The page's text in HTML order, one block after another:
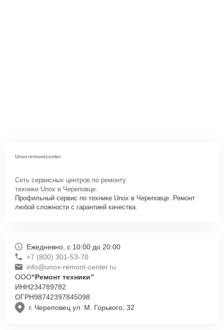
Unoxremontcenter
Сеть сервисных центров по ремонту
техники Unox в Череповце.
Профильный сервис по технике Unox в Череповце. Ремонт
любой сложности с гарантией качества.
г. Череповец ул. М. Горького, 32
Ежедневно, с 10:00 до 20:00
+7 (800) 301-53-70
info@unox-remont-center.ru
ООО“Ремонт техники”
ИНН234789782
ОГРН98742397845098